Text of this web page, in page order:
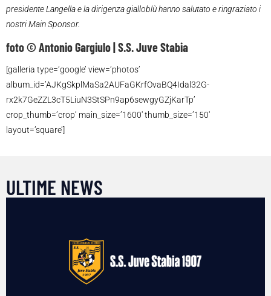
presidente Langella e la dirigenza gialloblù hanno salutato e ringraziato i
nostri Main Sponsor.
foto © Antonio Gargiulo | S.S. Juve Stabia
[galleria type=’google’ view=’photos’
album_id=’AJKgSkplMaSa2AUFaGKrfOvaBQ4Idal32G-
rx2k7GeZZL3cT5LiuN3StSPn9ap6sewgyGZjKarTp’
crop_thumb=’crop’ main_size=’1600′ thumb_size=’150′
layout=’square’]
ULTIME NEWS